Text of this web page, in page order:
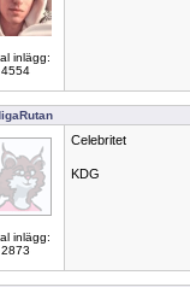
inlägg:
4554
inlägg:
2873
Celebritet
KDG